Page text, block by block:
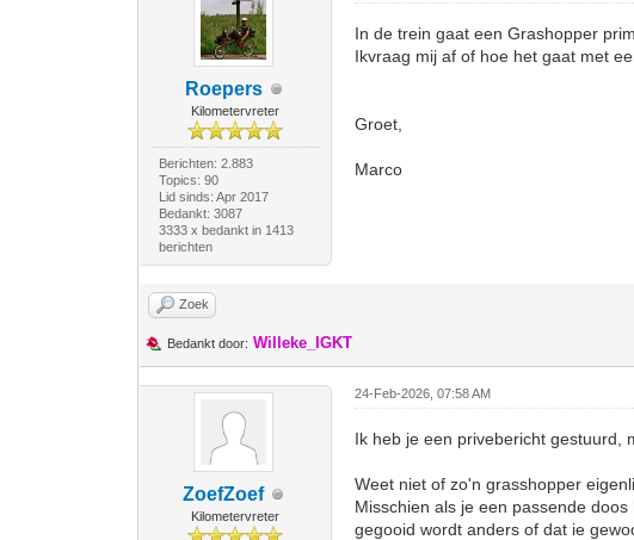
Roepers
Kilometervreter
Berichten: 2.883
Topics: 90
Lid sinds: Apr 2017
Bedankt: 3087
3333 x bedankt in 1413
berichten
In de trein gaat een Grashopper
Ikvraag mij af of hoe het gaat met
Groet,
Marco
Zoek
Bedankt door: Willeke_IGKT
ZoefZoef
Kilometervreter
24-Feb-2026, 07:58 AM
Ik heb je een privebericht gestuurd,
Weet niet of zo'n grasshopper
Misschien als je een passende
gegooid wordt anders of dat ie